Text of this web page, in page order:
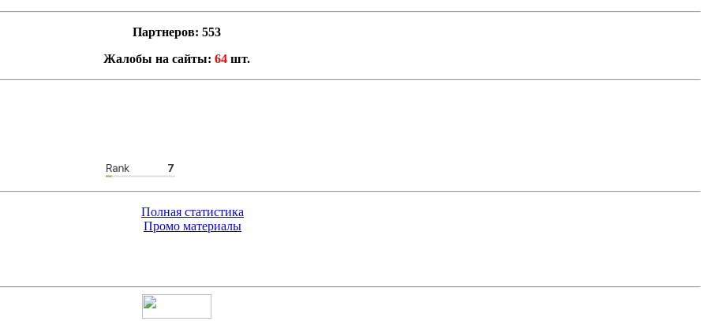
Партнеров: 553
Жалобы на сайты: 64 шт.
Полная статистика
Промо материалы